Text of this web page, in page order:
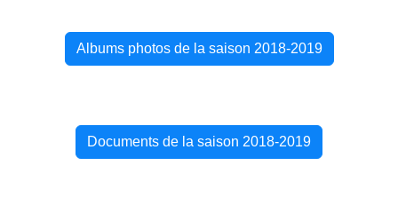
Albums photos de la saison 2018-2019
Documents de la saison 2018-2019